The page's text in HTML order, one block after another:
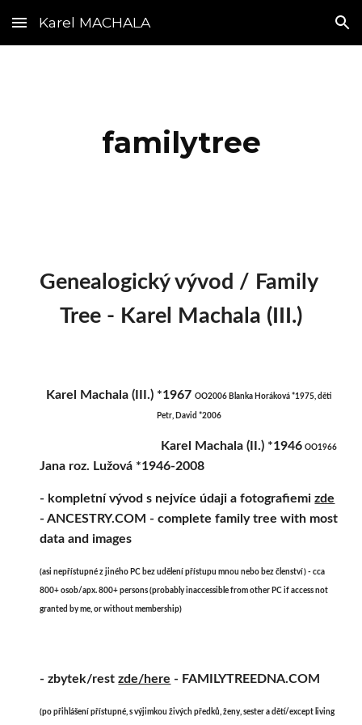
Skip to main content Skip to navigation
Karel MACHALA
familytree
Genealogický vývod / Family
Tree - Karel Machala (III.)
Karel Machala (III.) *1967 OO2006 Blanka Horáková *1975, děti
Petr, David *2006
Karel Machala (II.) *1946 OO1966
Jana roz. Lužová *1946-2008
- kompletní vývod s nejvíce údaji a fotografiemi zde
- ANCESTRY.COM - complete family tree with most
data and images
(asi nepřístupné z jiného PC bez udělení přístupu mnou nebo bez členství) - cca
800+ osob/apx. 800+ persons (probably inaccessible from other PC if access not
granted by me, or without membership)
- zbytek/rest zde/here - FAMILYTREEDNA.COM
(po přihlášení přístupné, s výjimkou živých předků, ženy, sester a dětí/except living